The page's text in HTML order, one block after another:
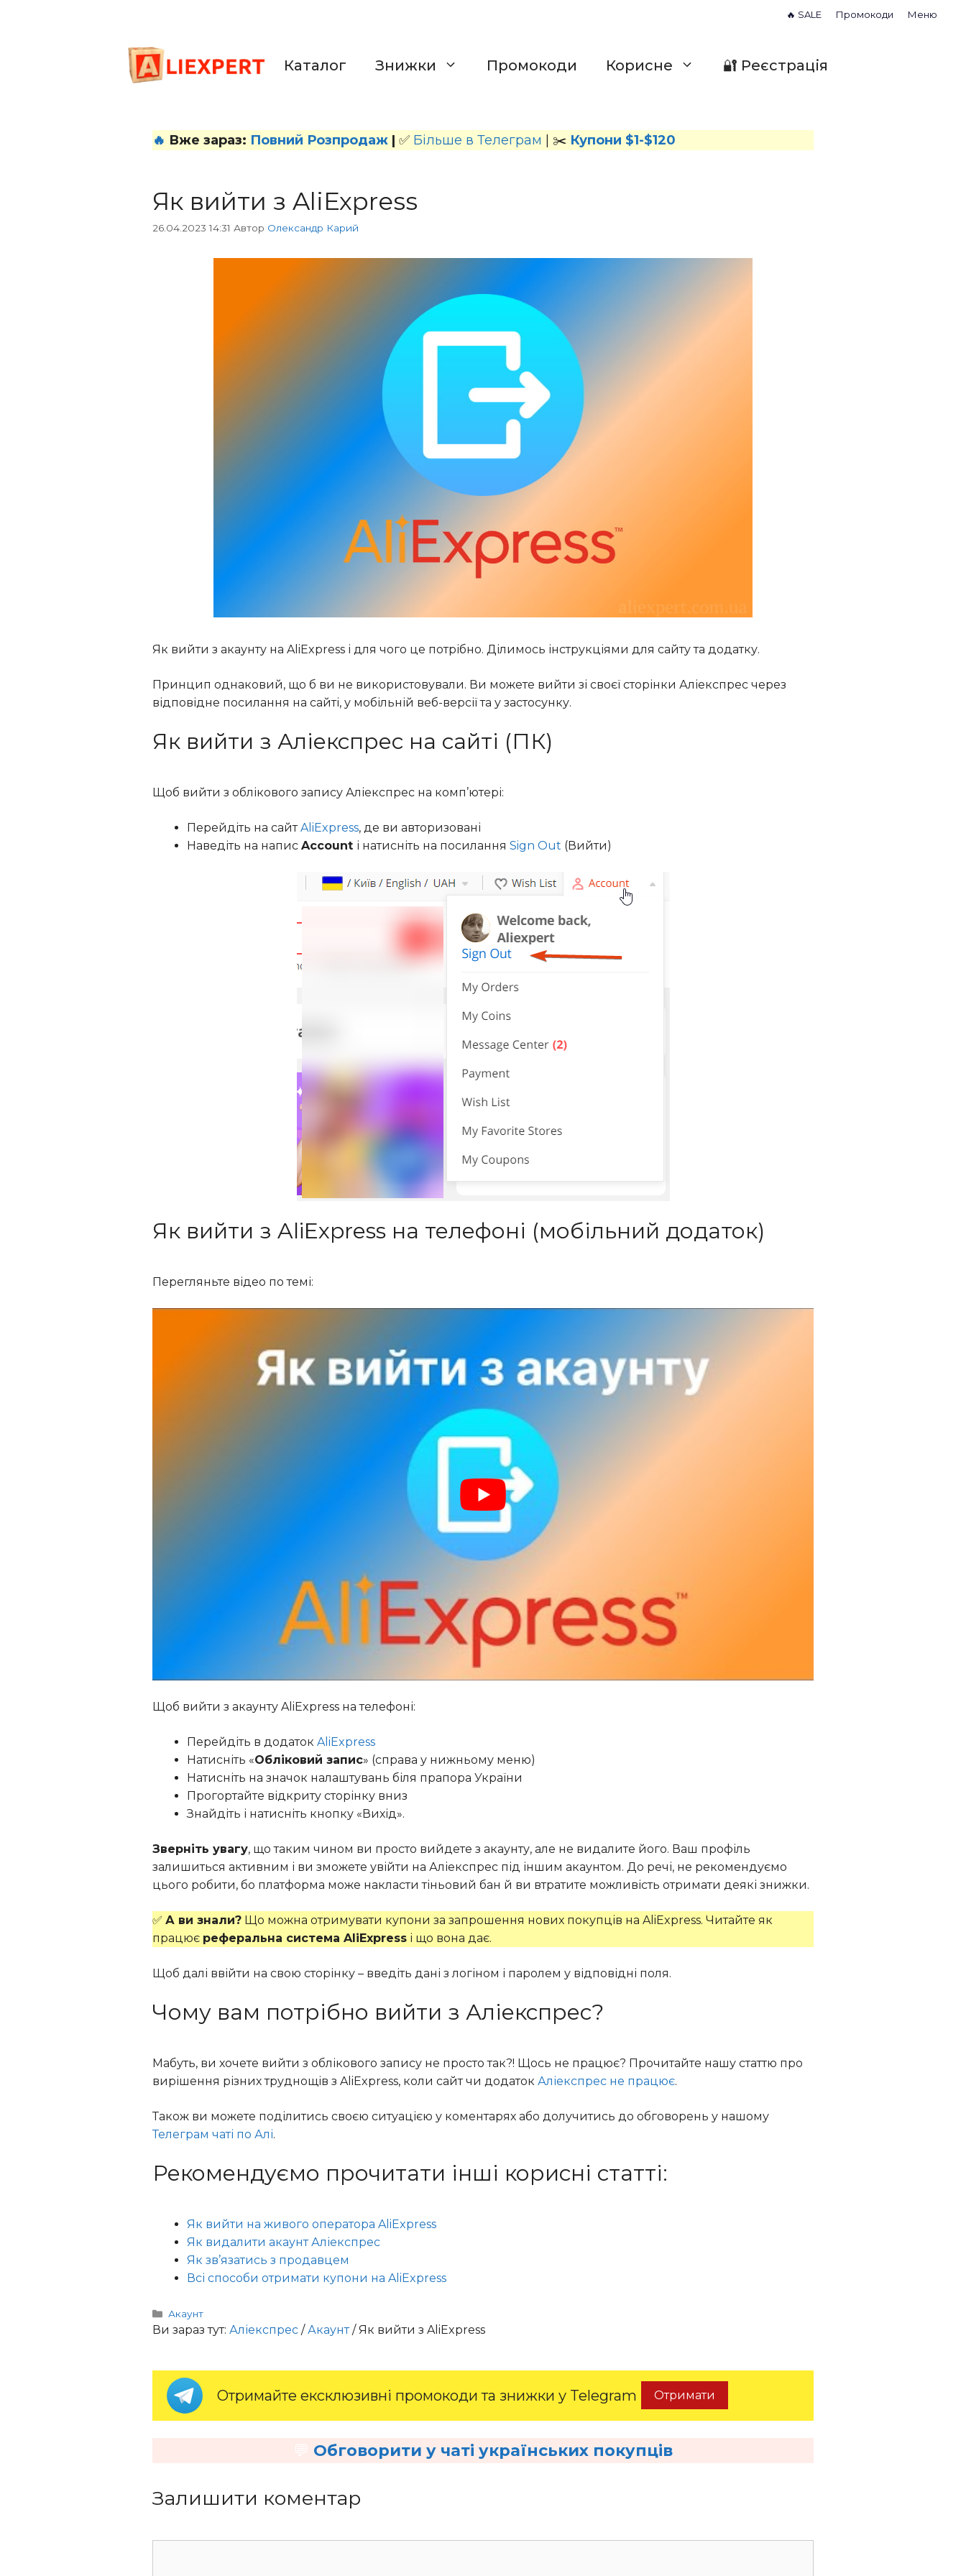
🔥 SALE Промокоди Меню
Каталог Знижки Промокоди Корисне 🔐 Реєстрація
🔥 Вже зараз: Повний Розпродаж | ✅ Більше в Телеграм | ✂️ Купони $1-$120
Як вийти з AliExpress
26.04.2023 14:31 Автор Олександр Карий
Як вийти з акаунту на AliExpress і для чого це потрібно. Ділимось інструкціями для сайту та додатку.
Принцип однаковий, що б ви не використовували. Ви можете вийти зі своєї сторінки Аліекспрес через
відповідне посилання на сайті, у мобільній веб-версії та у застосунку.
Як вийти з Аліекспрес на сайті (ПК)
Щоб вийти з облікового запису Аліекспрес на комп’ютері:
Перейдіть на сайтAliExpress, де ви авторизовані
Наведіть на напис Account і натисніть на посилання Sign Out (Вийти)
Як вийти з AliExpress на телефоні (мобільний додаток)
Перегляньте відео по темі:
Щоб вийти з акаунту AliExpress на телефоні:
Перейдіть в додаток AliExpress
Натисніть «Обліковий запис» (справа у нижньому меню)
Натисніть на значок налаштувань біля прапора України
Прогортайте відкриту сторінку вниз
Знайдіть і натисніть кнопку «Вихід».
Зверніть увагу, що таким чином ви просто вийдете з акаунту, але не видалите його. Ваш профіль
залишиться активним і ви зможете увійти на Аліекспрес під іншим акаунтом. До речі, не рекомендуємо
цього робити, бо платформа може накласти тіньовий бан й ви втратите можливість отримати деякі знижки.
✅ А ви знали? Що можна отримувати купони за запрошення нових покупців на AliExpress. Читайте як
працює реферальна система AliExpress і що вона дає.
Щоб далі ввійти на свою сторінку – введіть дані з логіном і паролем у відповідні поля.
Чому вам потрібно вийти з Аліекспрес?
Мабуть, ви хочете вийти з облікового запису не просто так?! Щось не працює? Прочитайте нашу статтю про
вирішення різних труднощів з AliExpress, коли сайт чи додаток Аліекспрес не працює.
Також ви можете поділитись своєю ситуацією у коментарях або долучитись до обговорень у нашому
Телеграм чаті по Алі.
Рекомендуємо прочитати інші корисні статті:
Як вийти на живого оператора AliExpress
Як видалити акаунт Аліекспрес
Як зв’язатись з продавцем
Всі способи отримати купони на AliExpress
Категорії
Акаунт
Ви зараз тут: Аліекспрес /Акаунт/Як вийти з AliExpress
Отримайте ексклюзивні промокоди та знижки у Telegram Отримати
Обговорити у чаті українських покупців
Залишити коментар